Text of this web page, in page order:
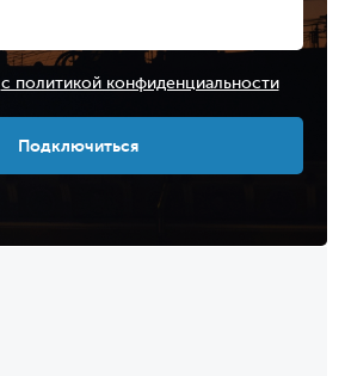
с политикой конфиденциальности
Подключиться